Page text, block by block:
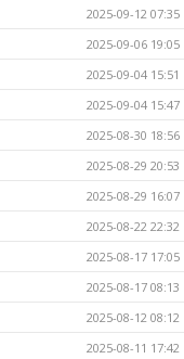
2025-09-12 07:35
2025-09-06 19:05
2025-09-04 15:51
2025-09-04 15:47
2025-08-30 18:56
2025-08-29 20:53
2025-08-29 16:07
2025-08-22 22:32
2025-08-17 17:05
2025-08-17 08:13
2025-08-12 08:12
2025-08-11 17:42